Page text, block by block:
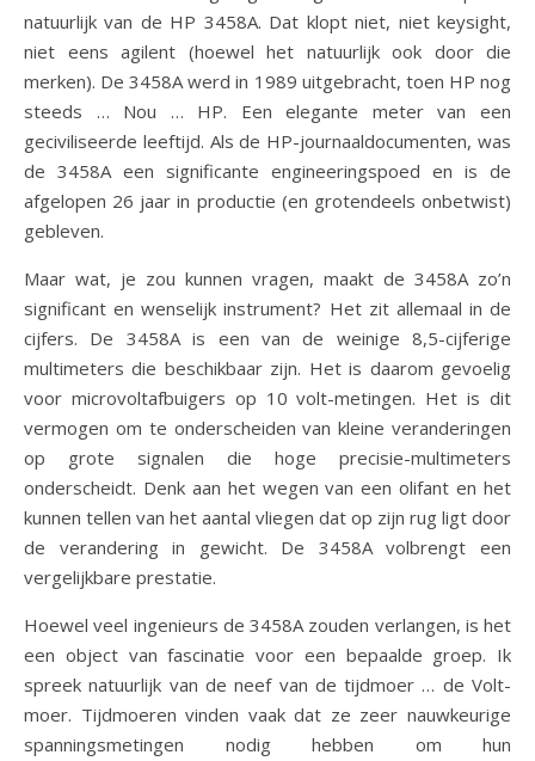
natuurlijk van de HP 3458A. Dat klopt niet, niet keysight,
niet eens agilent (hoewel het natuurlijk ook door die
merken). De 3458A werd in 1989 uitgebracht, toen HP nog
steeds … Nou … HP. Een elegante meter van een
geciviliseerde leeftijd. Als de HP-journaaldocumenten, was
de 3458A een significante engineeringspoed en is de
afgelopen 26 jaar in productie (en grotendeels onbetwist)
gebleven.
Maar wat, je zou kunnen vragen, maakt de 3458A zo’n
significant en wenselijk instrument? Het zit allemaal in de
cijfers. De 3458A is een van de weinige 8,5-cijferige
multimeters die beschikbaar zijn. Het is daarom gevoelig
voor microvoltafbuigers op 10 volt-metingen. Het is dit
vermogen om te onderscheiden van kleine veranderingen
op grote signalen die hoge precisie-multimeters
onderscheidt. Denk aan het wegen van een olifant en het
kunnen tellen van het aantal vliegen dat op zijn rug ligt door
de verandering in gewicht. De 3458A volbrengt een
vergelijkbare prestatie.
Hoewel veel ingenieurs de 3458A zouden verlangen, is het
een object van fascinatie voor een bepaalde groep. Ik
spreek natuurlijk van de neef van de tijdmoer … de Volt-
moer. Tijdmoeren vinden vaak dat ze zeer nauwkeurige
spanningsmetingen nodig hebben om hun